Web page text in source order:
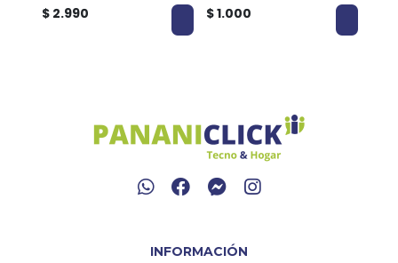
$ 2.990
$ 1.000
INFORMACIÓN